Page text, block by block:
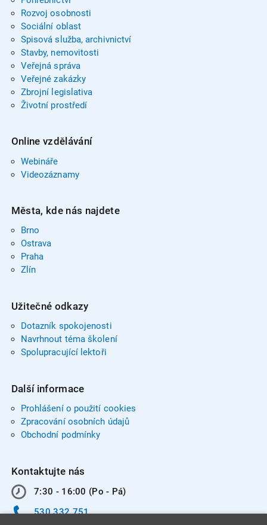
Rozvoj osobnosti
Sociální oblast
Spisová služba, archivnictví
Stavby, nemovitosti
Veřejná správa
Veřejné zakázky
Zbrojní legislativa
Životní prostředí
Online vzdělávání
Webináře
Videozáznamy
Města, kde nás najdete
Brno
Ostrava
Praha
Zlín
Užitečné odkazy
Dotazník spokojenosti
Navrhnout téma školení
Spolupracující lektoři
Další informace
Prohlášení o použití cookies
Zpracování osobních údajů
Obchodní podmínky
Kontaktujte nás
7:30 - 16:00 (Po - Pá)
530 332 751